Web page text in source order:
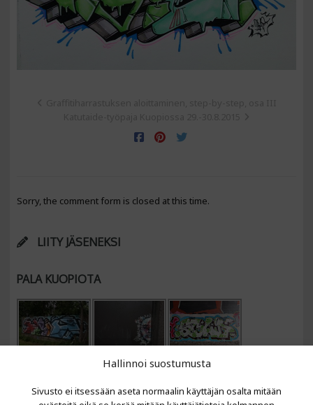
Hallinnoi suostumusta
Sivusto ei itsessään aseta normaalin käyttäjän osalta mitään
Sorry, the comment form is closed at this time.
LIITY JÄSENEKSI
PALA KUOPIOTA